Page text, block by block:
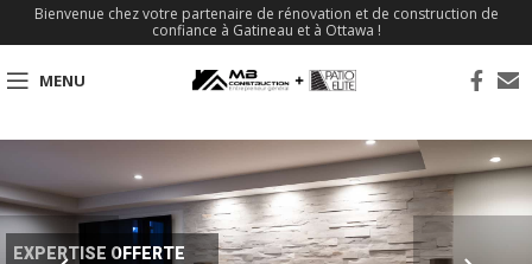
Bienvenue chez votre partenaire de rénovation et de construction de
confiance à Gatineau et à Ottawa !
MENU
EXPERTISE OFFERTE